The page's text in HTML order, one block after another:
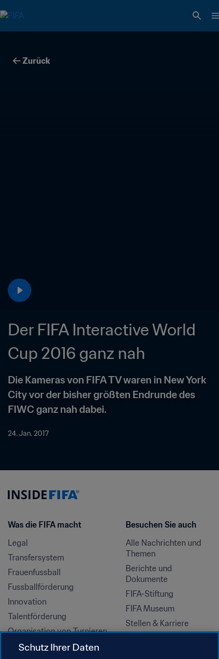
Zurück
Der FIFA Interactive World
Cup 2016 ganz nah
Die Kameras von FIFA TV waren in New York
City vor der bisher größten Endrunde des
FIWC ganz nah dabei.
24. Jan. 2017
Was die FIFA macht
Legal
Transfersystem
Frauenfussball
Fussballförderung
Innovation
Talentförderung
Organisation von Turnieren
Nachhaltigkeit
Besuchen Sie auch
Alle Nachrichten und
Themen
Berichte und
Dokumente
FIFA-Stiftung
FIFA Museum
Stellen & Karriere
Schutz Ihrer Daten